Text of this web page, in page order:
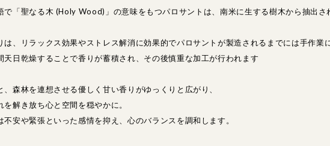
で「聖なる木 (Holy Wood)」の意味をもつパロサントは、南米に生する樹木から抽出さ
は、リラックス効果やストレス解消に効果的でパロサントが製造されるまでには手作業
天日乾燥することで香りが蓄積され、その後慎重な加工が行われます
、森林を連想させる優しく甘い香りがゆっくりと広がり、
を解き放ち心と空間を穏やかに。
不安や緊張といった感情を抑え、心のバランスを調和します。